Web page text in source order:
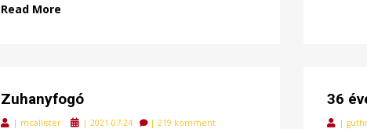
Read More
Zuhanyfogó
| mcallister
Posted
| 2021-07-24 | 219 komment
36
|